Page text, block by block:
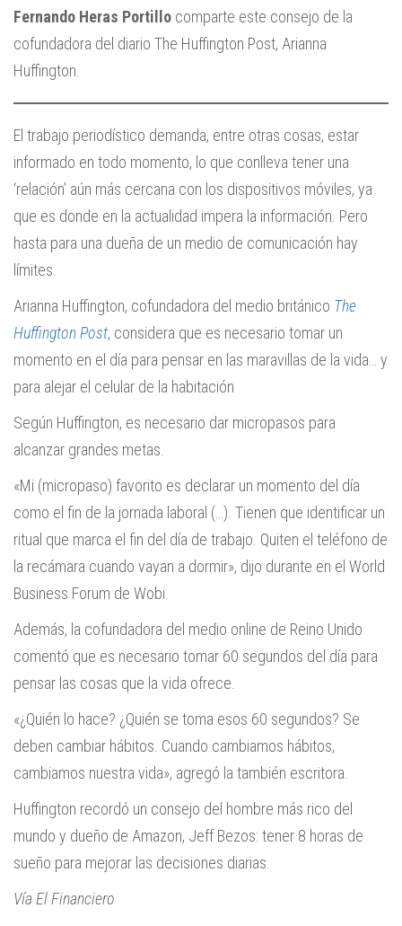
Fernando Heras Portillo comparte este consejo de la
cofundadora del diario The Huffington Post, Arianna
Huffington.
El trabajo periodístico demanda, entre otras cosas, estar
informado en todo momento, lo que conlleva tener una
‘relación’ aún más cercana con los dispositivos móviles, ya
que es donde en la actualidad impera la información. Pero
hasta para una dueña de un medio de comunicación hay
límites.
Arianna Huffington, cofundadora del medio británico The
Huffington Post, considera que es necesario tomar un
momento en el día para pensar en las maravillas de la vida… y
para alejar el celular de la habitación
Según Huffington, es necesario dar micropasos para
alcanzar grandes metas.
«Mi (micropaso) favorito es declarar un momento del día
como el fin de la jornada laboral (…). Tienen que identificar un
ritual que marca el fin del día de trabajo. Quiten el teléfono de
la recámara cuando vayan a dormir», dijo durante en el World
Business Forum de Wobi.
Además, la cofundadora del medio online de Reino Unido
comentó que es necesario tomar 60 segundos del día para
pensar las cosas que la vida ofrece.
«¿Quién lo hace? ¿Quién se toma esos 60 segundos? Se
deben cambiar hábitos. Cuando cambiamos hábitos,
cambiamos nuestra vida», agregó la también escritora.
Huffington recordó un consejo del hombre más rico del
mundo y dueño de Amazon, Jeff Bezos: tener 8 horas de
sueño para mejorar las decisiones diarias.
Vía El Financiero